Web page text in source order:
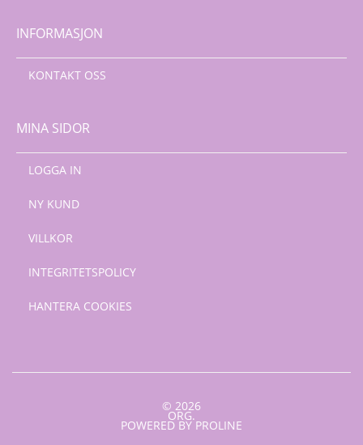
INFORMASJON
KONTAKT OSS
MINA SIDOR
LOGGA IN
NY KUND
VILLKOR
INTEGRITETSPOLICY
HANTERA COOKIES
© 2026
ORG.
POWERED BY PROLINE